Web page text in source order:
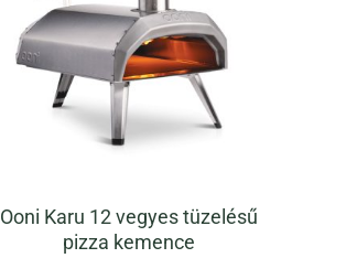
Ooni Karu 12 vegyes tüzelésű
pizza kemence